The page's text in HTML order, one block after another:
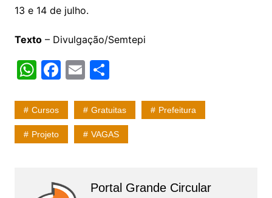
13 e 14 de julho.
Texto– Divulgação/Semtepi
W
at
s
A
F
c
e
b
o
E
ai
l
S
ar
e
Cursos Gratuitas Prefeitura
Projeto VAGAS
Portal Grande Circular